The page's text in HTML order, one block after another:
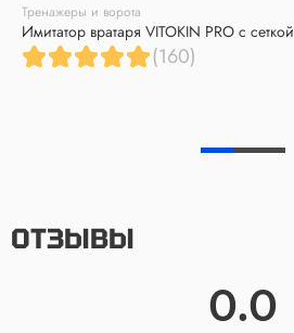
Тренажеры и ворота
Имитатор вратаря VITOKIN PRO с сеткой
(160)
ОТЗЫВЫ
0.0